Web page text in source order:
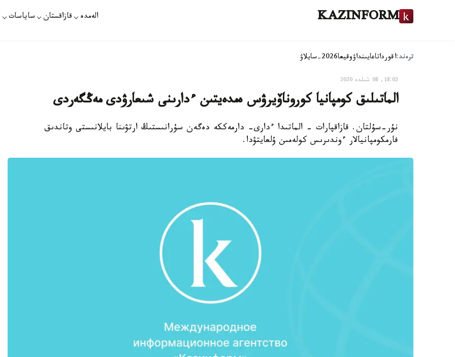
KAZINFORM الەمدە قازاقستان ساياسات
ترەند:اقورداتاعايىنداۋوقيعا2026-سايلاۋ
18:02, 08 شىلدە 2020
الماتىلىق كومپانيا كوروناۆيرۋس ەمدەيتىن ءدارىنى شىعارۋدى مەڭگەردى
نۇر-سۇلتان. قازاقپارات - الماتىدا ءدارى- دارمەككە دەگەن سۇرانىستىڭ ارتۋىنا بايلانىستى وتاندىق
فارمكومپانيالار ءوندىرىس كولەمىن ۇلعايتۋدا.